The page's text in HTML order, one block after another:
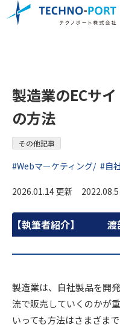
その他記事 製造業のECサイト運営
製造業のECサ
の方法
その他記事
#Webマーケティング #自
2026.01.14 更新 2022.08.5
【執筆者紹介】 渡
製造業は、自社製品を開
流で販売していくのかが
いっても方法はさまざま